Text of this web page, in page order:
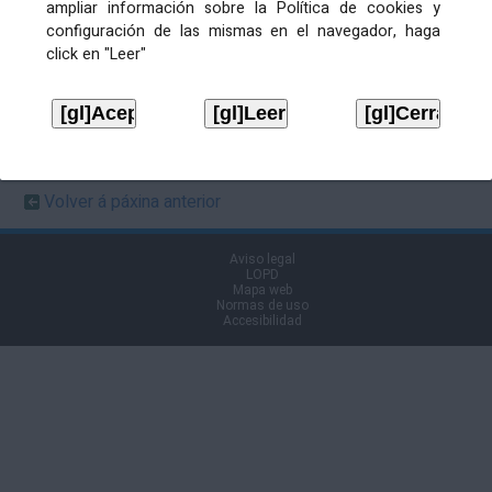
ampliar información sobre la Política de cookies y
configuración de las mismas en el navegador, haga
click en "Leer"
Ficheiros de publicación
Actividade Corporativa.
Convocatoria de Xunta de
Descargar
Volver á páxina anterior
Aviso legal
LOPD
Mapa web
Normas de uso
Accesibilidad